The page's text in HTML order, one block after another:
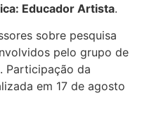
Educador Artista.
sobre pesquisa
pelo grupo de
Participação da
em 17 de agosto